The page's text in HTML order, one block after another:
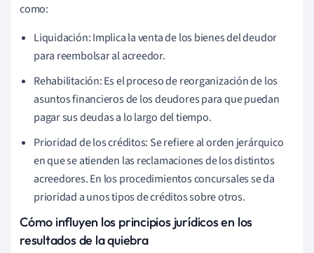
como:
Liquidación: Implica la venta de los bienes del deudor
para reembolsar al acreedor.
Rehabilitación: Es el proceso de reorganización de los
asuntos financieros de los deudores para que puedan
pagar sus deudas a lo largo del tiempo.
Prioridad de los créditos: Se refiere al orden jerárquico
en que se atienden las reclamaciones de los distintos
acreedores. En los procedimientos concursales se da
prioridad a unos tipos de créditos sobre otros.
Cómo influyen los principios jurídicos en los
resultados de la quiebra